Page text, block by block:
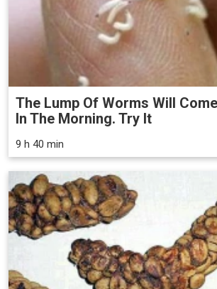
The Lump Of Worms Will
In The Morning. Try It
9 h 40 min